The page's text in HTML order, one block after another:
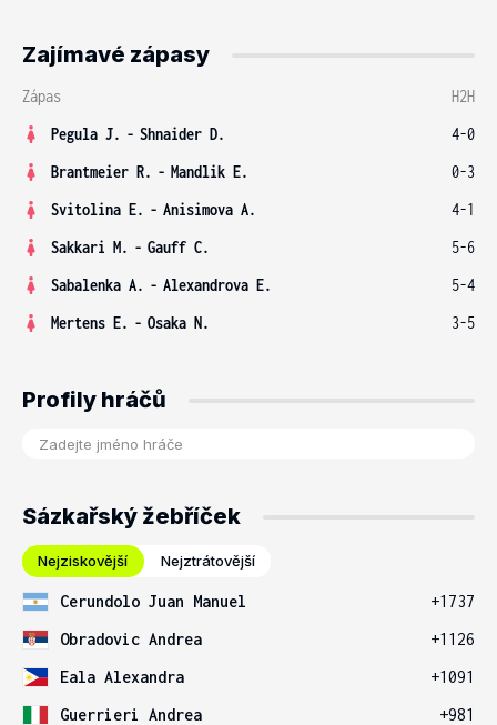
Zajímavé zápasy
Zápas
H2H
Pegula J. - Shnaider D.
4-0
Brantmeier R. - Mandlik E.
0-3
Svitolina E. - Anisimova A.
4-1
Sakkari M. - Gauff C.
5-6
Sabalenka A. - Alexandrova E.
5-4
Mertens E. - Osaka N. 3-5
Profily hráčů
Sázkařský žebříček
Nejziskovější Nejztrátovější
Cerundolo Juan Manuel
+1737
Obradovic Andrea
+1126
Eala Alexandra
+1091
Guerrieri Andrea
+981